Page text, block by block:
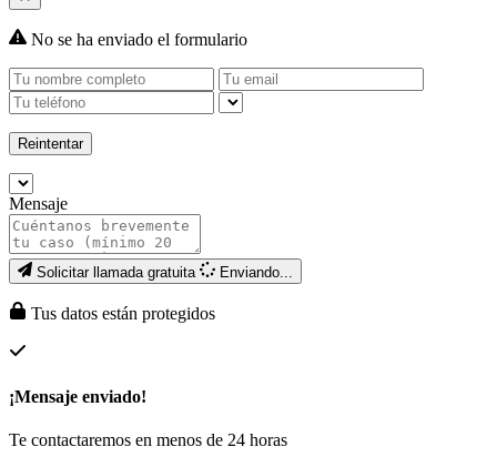
No se ha enviado el formulario
Reintentar
Mensaje
Solicitar llamada gratuita Enviando...
Tus datos están protegidos
¡Mensaje enviado!
Te contactaremos en menos de 24 horas